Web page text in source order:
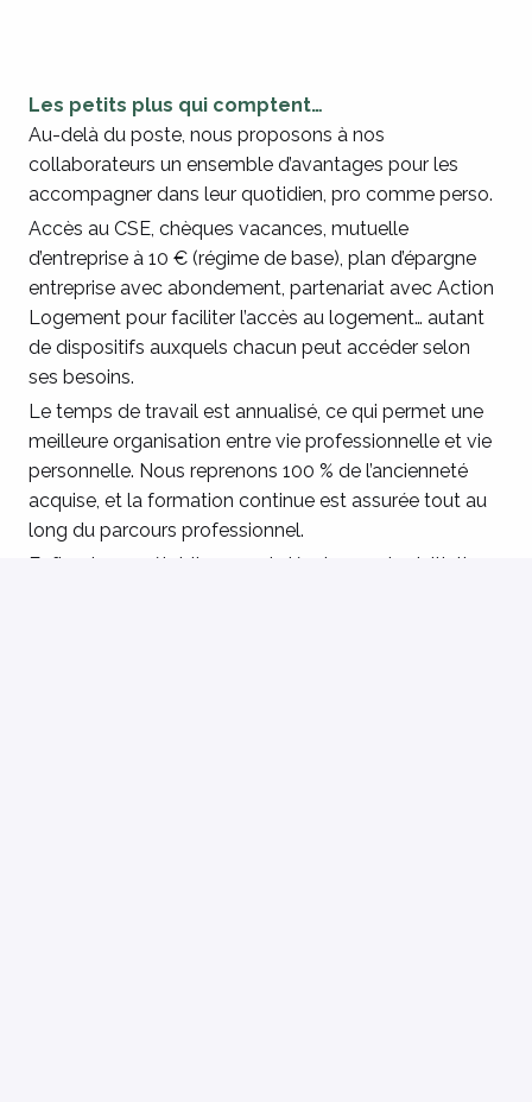
Les petits plus qui comptent…
Au-delà du poste, nous proposons à nos
collaborateurs un ensemble d’avantages pour les
accompagner dans leur quotidien, pro comme perso.
Accès au CSE, chèques vacances, mutuelle
d’entreprise à 10 € (régime de base), plan d’épargne
entreprise avec abondement, partenariat avec Action
Logement pour faciliter l’accès au logement… autant
de dispositifs auxquels chacun peut accéder selon
ses besoins.
Le temps de travail est annualisé, ce qui permet une
meilleure organisation entre vie professionnelle et vie
personnelle. Nous reprenons 100 % de l’ancienneté
acquise, et la formation continue est assurée tout au
long du parcours professionnel.
Enfin, chaque établissement développe des initiatives